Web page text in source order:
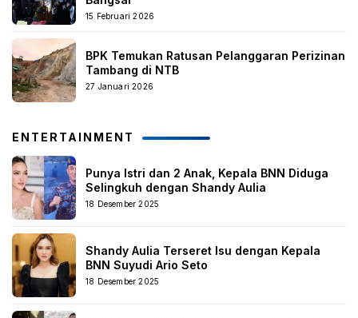
15 Februari 2026
BPK Temukan Ratusan Pelanggaran Perizinan
Tambang di NTB
27 Januari 2026
ENTERTAINMENT
Punya Istri dan 2 Anak, Kepala BNN Diduga
Selingkuh dengan Shandy Aulia
18 Desember 2025
Shandy Aulia Terseret Isu dengan Kepala
BNN Suyudi Ario Seto
18 Desember 2025